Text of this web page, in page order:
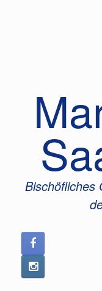
Bischöfliches